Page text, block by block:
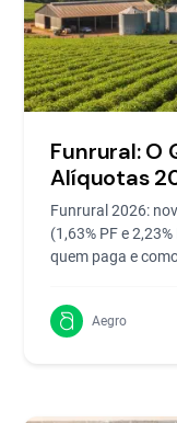
Funrural: O
Alíquotas
Funrural 2026:
(1,63% PF e
quem paga e
Aegro